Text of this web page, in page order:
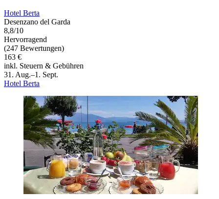
Hotel Berta
Desenzano del Garda
8,8/10
Hervorragend
(247 Bewertungen)
163 €
inkl. Steuern & Gebühren
31. Aug.–1. Sept.
Hotel Berta